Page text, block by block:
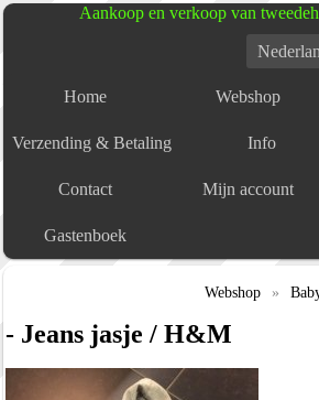
Aankoop en verkoop van
Home Webshop
Verzending & Betaling Info
Contact Mijn account
Gastenboek
Webshop »
- Jeans jasje / H&M